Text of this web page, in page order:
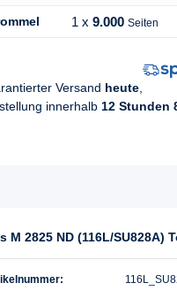
1 x 9.000 Seiten
Versand heute
innerhalb 12 Stunden
2825 ND (116L/SU828A)